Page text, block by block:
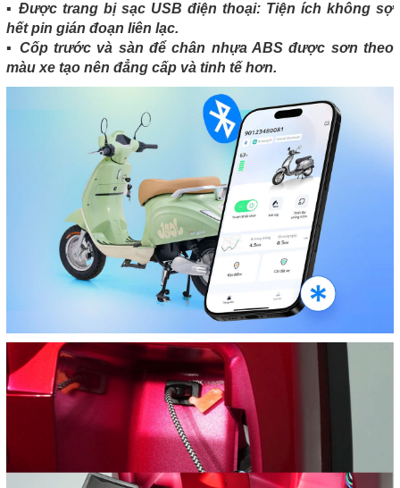
▪️ Được trang bị sạc USB điện thoại: Tiện ích không sợ
hết pin gián đoạn liên lạc.
▪️ Cốp trước và sàn để chân nhựa ABS được sơn theo
màu xe tạo nên đẳng cấp và tinh tế hơn.